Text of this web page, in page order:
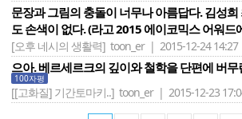
문장과 그림의 충돌이 너무나 아름답다. 김성
도 손색이 없다. (라고 2015 에이코믹스 어워드
[오후 네시의 생활력] toon_er | 2015-12-24 14:27
으아. 베르세르크의 깊이와 철학을 단편에 버
100자평
[[고화질] 기간토마키..] toon_er | 2015-12-23